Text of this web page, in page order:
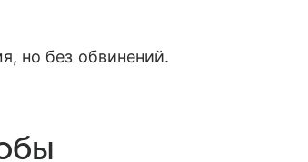
но без обвинений.